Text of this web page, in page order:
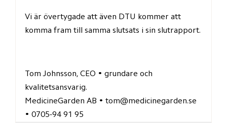
Vi är övertygade att även DTU kommer att
komma fram till samma slutsats i sin slutrapport.
Tom Johnsson, CEO • grundare och
kvalitetsansvarig.
MedicineGarden AB • tom@medicinegarden.se
• 0705-94 91 95